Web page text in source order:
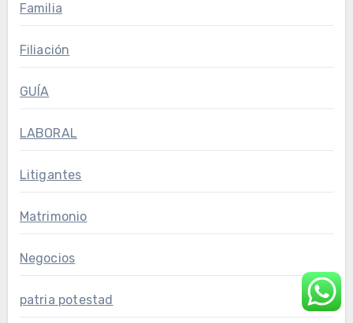
Familia
Filiación
GUÍA
LABORAL
Litigantes
Matrimonio
Negocios
patria potestad